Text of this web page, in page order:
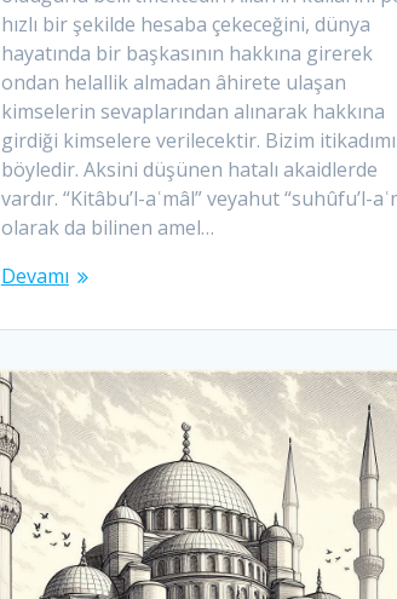
hızlı bir şekilde hesaba çekeceğini, dünya
hayatında bir başkasının hakkına girerek
ondan helallik almadan âhirete ulaşan
kimselerin sevaplarından alınarak hakkına
girdiği kimselere verilecektir. Bizim
böyledir. Aksini düşünen hatalı akaidlerde
vardır. “Kitâbu’l-aʿmâl” veyahut “suhûfu’l-
olarak da bilinen amel…
Devamı